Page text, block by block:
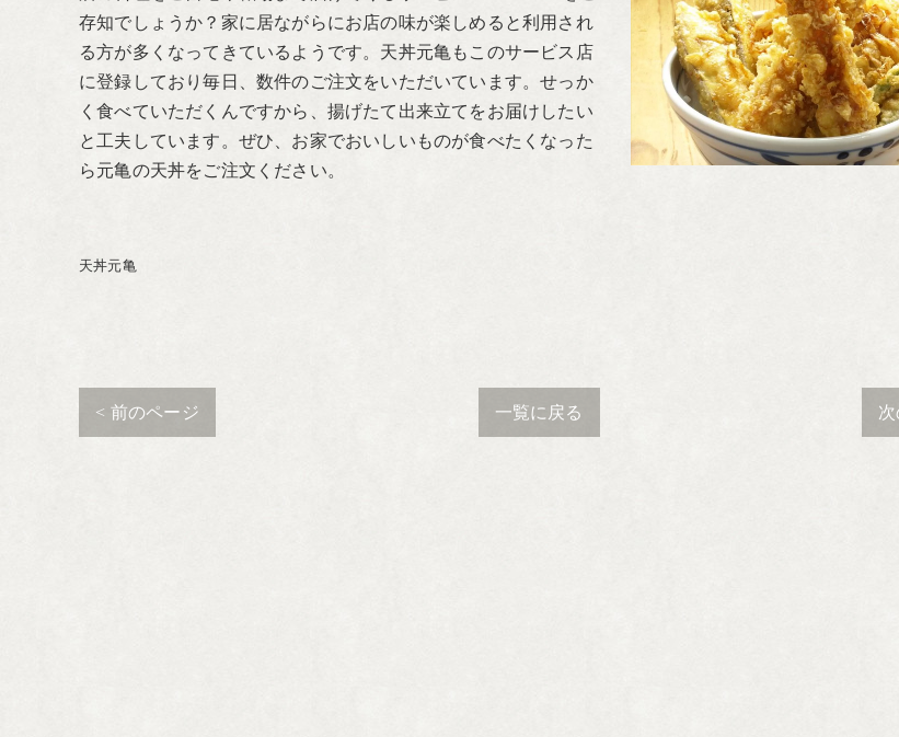
存知でしょうか？家に居ながらにお店の味が楽しめると利用され
る方が多くなってきているようです。天丼元亀もこのサービス店
に登録しており毎日、数件のご注文をいただいています。せっか
く食べていただくんですから、揚げたて出来立てをお届けしたい
と工夫しています。ぜひ、お家でおいしいものが食べたくなった
ら元亀の天丼をご注文ください。
天丼元亀
< 前のページ 一覧に戻る